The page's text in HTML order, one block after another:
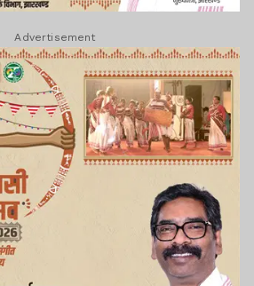
Advertisement